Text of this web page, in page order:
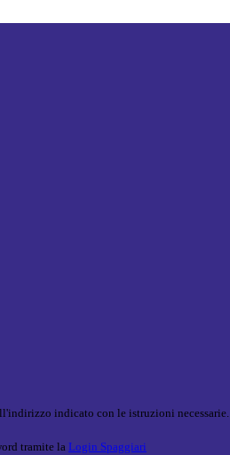
indicato con le istruzioni necessarie.
tramite la Login Spaggiari